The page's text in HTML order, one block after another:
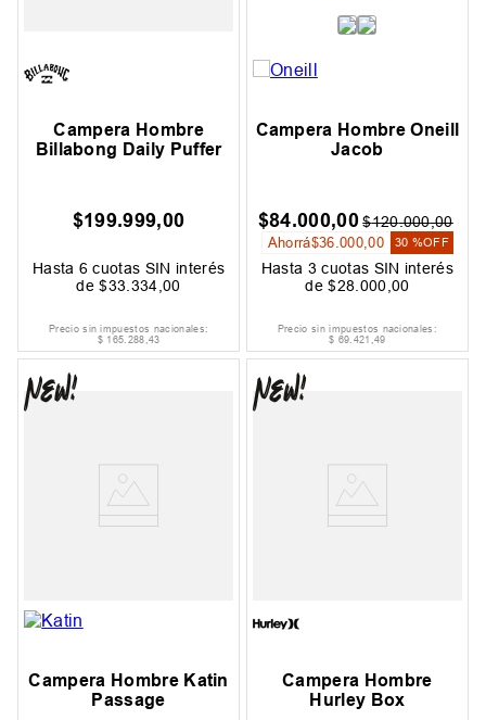
Campera Hombre
Billabong Daily Puffer
$199.999,00
Hasta 6 cuotas SIN interés
de$33.334,00
Precio sin impuestos nacionales:
$ 165.288,43
Campera Hombre Oneill
Jacob
$84.000,00 $120.000,00
Ahorrá$36.000,00 30 %OFF
Hasta 3cuotas SIN interés
de$28.000,00
Precio sin impuestos nacionales:
$ 69.421,49
Campera Hombre Katin
Passage
Campera Hombre
Hurley Box